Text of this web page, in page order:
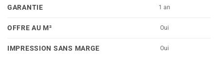
GARANTIE 1 an
OFFRE AU M² Oui
IMPRESSION SANS MARGE Oui